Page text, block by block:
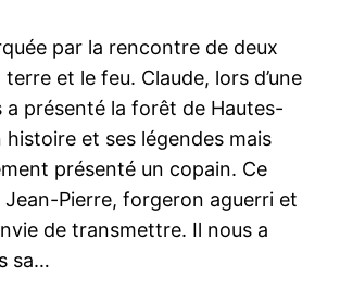
par la rencontre de deux
et le feu. Claude, lors d’une
a présenté la forêt de Hautes-
histoire et ses légendes mais
présenté un copain. Ce
Jean-Pierre, forgeron aguerri et
de transmettre. Il nous a
sa…